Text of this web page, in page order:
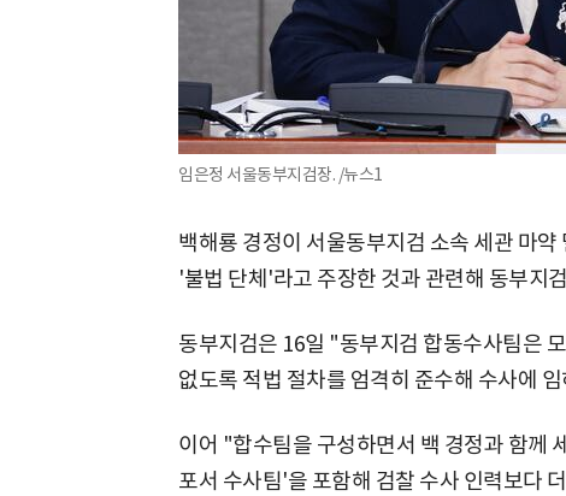
임은정 서울동부지검장. /뉴스1
백해룡 경정이 서울동부지검 소속 세관 마
'불법 단체'라고 주장한 것과 관련해 동부지
동부지검은 16일 "동부지검 합동수사팀은
없도록 적법 절차를 엄격히 준수해 수사에
이어 "합수팀을 구성하면서 백 경정과 함께
포서 수사팀'을 포함해 검찰 수사 인력보다